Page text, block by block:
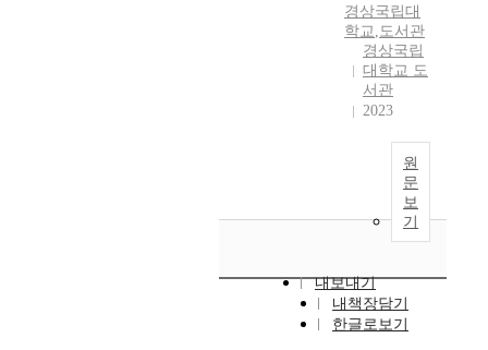
경상국립대
학교,도서관
경상국립
대학교 도
서관
2023
원
문
보
기
내보내기
내책장담기
한글로보기